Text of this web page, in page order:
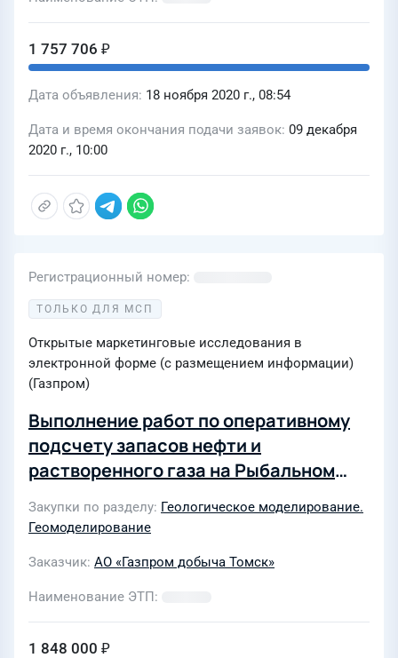
1 757 706 ₽
Дата объявления 18 ноября 2020 г., 08:54
Дата и время окончания подачи заявок 09 декабря
2020 г., 10:00
Регистрационный номер
ТОЛЬКО ДЛЯ МСП
Открытые маркетинговые исследования в
электронной форме (с размещением информации)
(Газпром)
Выполнение работ по оперативному
подсчету запасов нефти и
растворенного газа на Рыбальном
области для нужд АО «Томскгазпром»
Закупки по разделу Геологическое моделирование.
Геомоделирование
Заказчик АО «Газпром добыча Томск»
Наименование ЭТП
1 848 000 ₽